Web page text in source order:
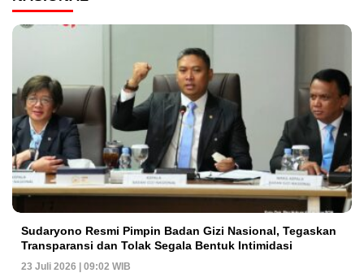
Sudaryono Resmi Pimpin Badan Gizi Nasional, Tegaskan
Transparansi dan Tolak Segala Bentuk Intimidasi
23 Juli 2026 | 09:02 WIB